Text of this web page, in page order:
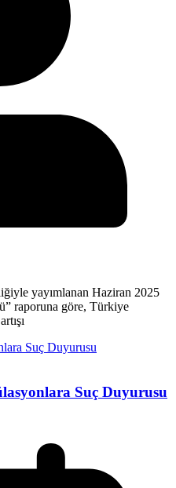
yayımlanan Haziran 2025
raporuna göre, Türkiye
Suç Duyurusu